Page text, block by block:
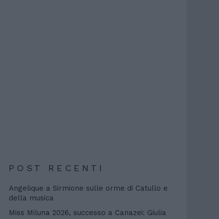
POST RECENTI
Angelique a Sirmione sulle orme di Catullo e
della musica
Miss Miluna 2026, successo a Canazei: Giulia